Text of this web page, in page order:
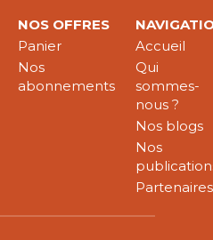
NOS OFFRES
Panier
Nos
abonnements
Accueil
Qui
sommes-
nous ?
Nos blogs
Nos
Partenaires